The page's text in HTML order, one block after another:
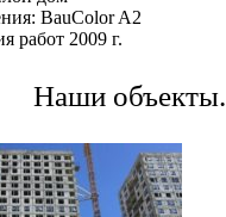
BauColor A2
работ 2009 г.
Наши объекты.